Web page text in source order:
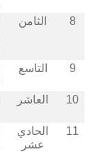
8 الثامن
9 التاسع
10 العاشر
11
الحادي
عشر